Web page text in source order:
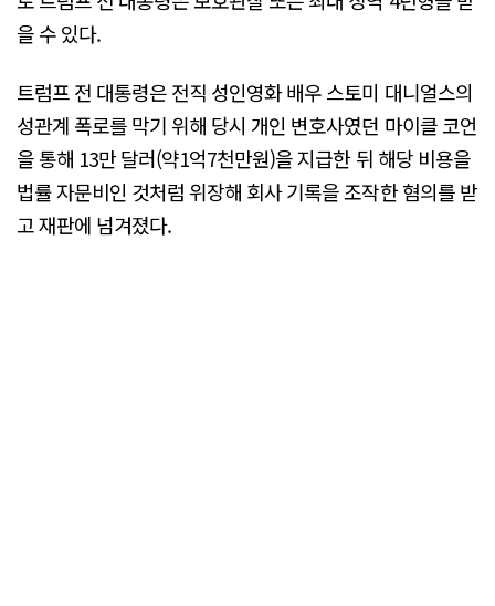
을 수 있다.
트럼프 전 대통령은 전직 성인영화 배우 스토미 대니얼스의
성관계 폭로를 막기 위해 당시 개인 변호사였던 마이클 코언
을 통해 13만 달러(약1억7천만원)을 지급한 뒤 해당 비용을
법률 자문비인 것처럼 위장해 회사 기록을 조작한 혐의를 받
고 재판에 넘겨졌다.